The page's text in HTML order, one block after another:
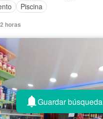
Piscina
horas
Guardar búsqueda